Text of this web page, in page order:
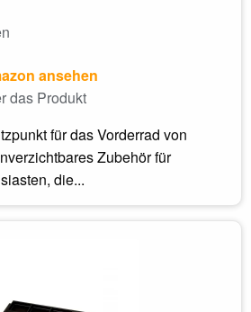
ansehen
das Produkt
für das Vorderrad von
Zubehör für
die...